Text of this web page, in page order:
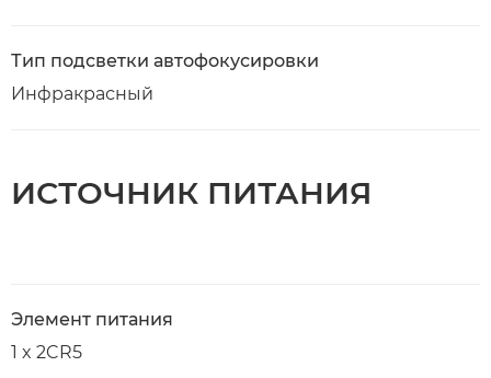
Тип подсветки автофокусировки
Инфракрасный
ИСТОЧНИК ПИТАНИЯ
Элемент питания
1 x 2CR5